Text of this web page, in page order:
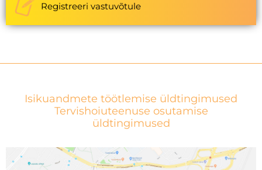
Registreeri vastuvõtule
Isikuandmete töötlemise üldtingimused
Tervishoiuteenuse osutamise
üldtingimused